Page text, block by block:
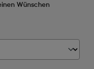
Wünschen